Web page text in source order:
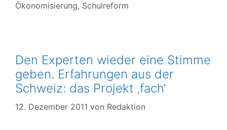
Ökonomisierung, Schulreform
Den Experten wieder eine Stimme
geben. Erfahrungen aus der
Schweiz: das Projekt ‚fach‘
12. Dezember 2011 von Redaktion